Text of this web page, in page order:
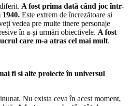
A fost prima dată când joc într-
1940. Este extrem de încrezătoare și
vedea pre multe tinere personaje
în a-și urmări obiectivele. A fost
care m-a atras cel mai mult.
fi si alte proiecte în universul
Nu exista ceva în acest moment,